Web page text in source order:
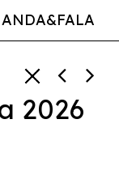
ANDA&FALA
2026